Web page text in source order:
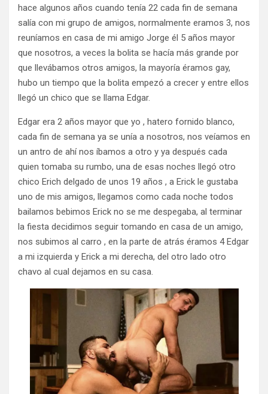
hace algunos años cuando tenía 22 cada fin de semana
salía con mi grupo de amigos, normalmente eramos 3, nos
reuníamos en casa de mi amigo Jorge él 5 años mayor
que nosotros, a veces la bolita se hacía más grande por
que llevábamos otros amigos, la mayoría éramos gay,
hubo un tiempo que la bolita empezó a crecer y entre ellos
llegó un chico que se llama Edgar.
Edgar era 2 años mayor que yo , hatero fornido blanco,
cada fin de semana ya se unía a nosotros, nos veíamos en
un antro de ahí nos íbamos a otro y ya después cada
quien tomaba su rumbo, una de esas noches llegó otro
chico Erich delgado de unos 19 años , a Erick le gustaba
uno de mis amigos, llegamos como cada noche todos
bailamos bebimos Erick no se me despegaba, al terminar
la fiesta decidimos seguir tomando en casa de un amigo,
nos subimos al carro , en la parte de atrás éramos 4 Edgar
a mi izquierda y Erick a mi derecha, del otro lado otro
chavo al cual dejamos en su casa.